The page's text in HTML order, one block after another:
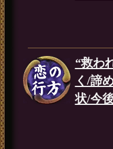
“救わ
く/諦
状/今